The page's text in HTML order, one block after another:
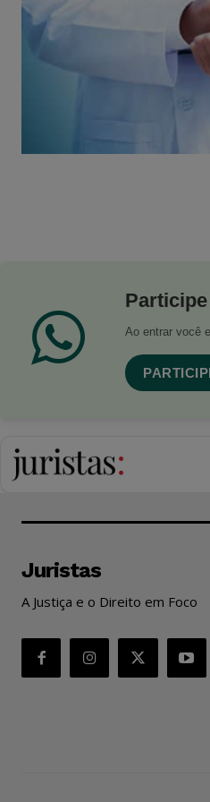
Ao entrar você
Juristas
A Justiça e o Direito em Foco